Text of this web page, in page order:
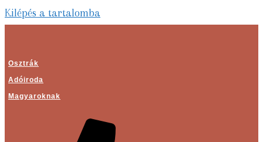
Kilépés a tartalomba
Osztrák
Adóiroda
Magyaroknak